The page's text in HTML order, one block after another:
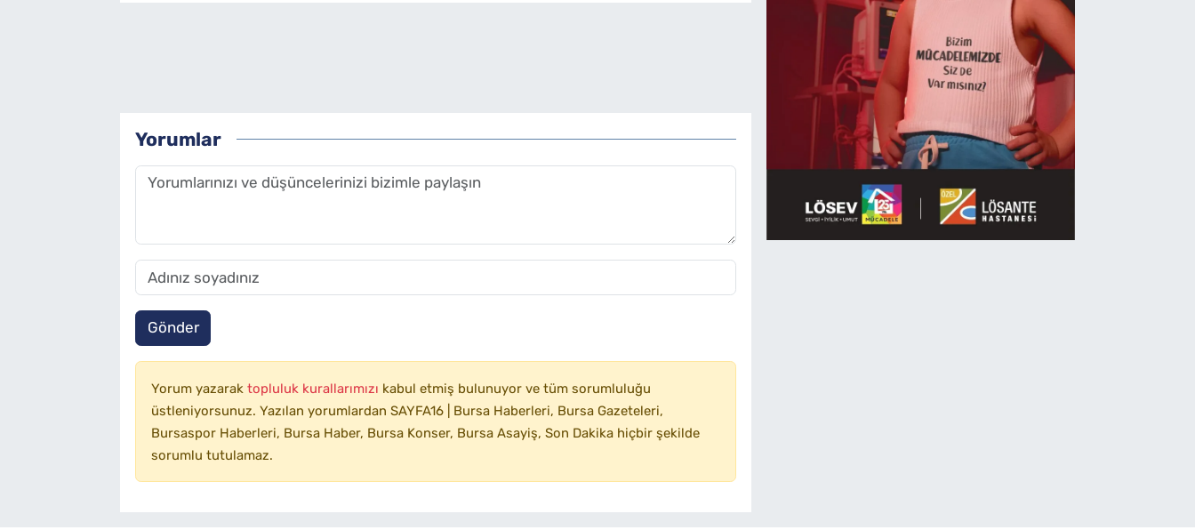
Yorumlar
Gönder
Yorum yazarak topluluk kurallarımızı kabul etmiş bulunuyor ve tüm sorumluluğu
üstleniyorsunuz. Yazılan yorumlardan SAYFA16 | Bursa Haberleri, Bursa Gazeteleri,
Bursaspor Haberleri, Bursa Haber, Bursa Konser, Bursa Asayiş, Son Dakika hiçbir şekilde
sorumlu tutulamaz.